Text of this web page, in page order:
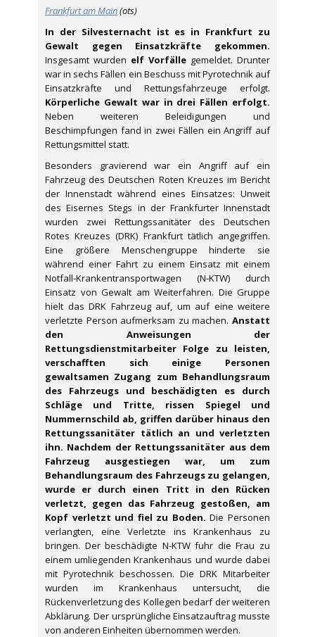
Frankfurt am Main(ots)
In der Silvesternacht ist es in Frankfurt zu
Gewalt gegen Einsatzkräfte gekommen.
Insgesamt wurden elf Vorfälle gemeldet. Drunter
war in sechs Fällen ein Beschuss mit Pyrotechnik auf
Einsatzkräfte und Rettungsfahrzeuge erfolgt.
Körperliche Gewalt war in drei Fällen erfolgt.
Neben weiteren Beleidigungen und
Beschimpfungen fand in zwei Fällen ein Angriff auf
Rettungsmittel statt.
Besonders gravierend war ein Angriff auf ein
Fahrzeug des Deutschen Roten Kreuzes im Bericht
der Innenstadt während eines Einsatzes: Unweit
des Eisernes Stegs in der Frankfurter Innenstadt
wurden zwei Rettungssanitäter des Deutschen
Rotes Kreuzes (DRK) Frankfurt tätlich angegriffen.
Eine größere Menschengruppe hinderte sie
während einer Fahrt zu einem Einsatz mit einem
Notfall-Krankentransportwagen (N-KTW) durch
Einsatz von Gewalt am Weiterfahren. Die Gruppe
hielt das DRK Fahrzeug auf, um auf eine weitere
verletzte Person aufmerksam zu machen. Anstatt
den Anweisungen der
Rettungsdienstmitarbeiter Folge zu leisten,
verschafften sich einige Personen
gewaltsamen Zugang zum Behandlungsraum
des Fahrzeugs und beschädigten es durch
Schläge und Tritte, rissen Spiegel und
Nummernschild ab, griffen darüber hinaus den
Rettungssanitäter tätlich an und verletzten
ihn. Nachdem der Rettungssanitäter aus dem
Fahrzeug ausgestiegen war, um zum
Behandlungsraum des Fahrzeugs zu gelangen,
wurde er durch einen Tritt in den Rücken
verletzt, gegen das Fahrzeug gestoßen, am
Kopf verletzt und fiel zu Boden. Die Personen
verlangten, eine Verletzte ins Krankenhaus zu
bringen. Der beschädigte N-KTW fuhr die Frau zu
einem umliegenden Krankenhaus und wurde dabei
mit Pyrotechnik beschossen. Die DRK Mitarbeiter
wurden im Krankenhaus untersucht, die
Rückenverletzung des Kollegen bedarf der weiteren
Abklärung. Der ursprüngliche Einsatzauftrag musste
von anderen Einheiten übernommen werden.